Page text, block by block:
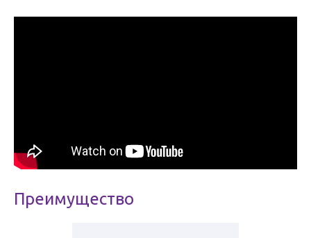
Преимущество